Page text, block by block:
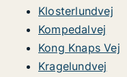
Klosterlundvej
Kompedalvej
Kong Knaps Vej
Kragelundvej